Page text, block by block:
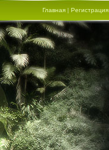
Главная | Регистрация